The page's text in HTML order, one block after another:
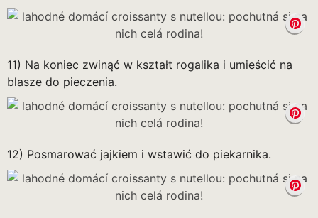
11) Na koniec zwinąć w kształt rogalika i umieścić na
blasze do pieczenia.
12) Posmarować jajkiem i wstawić do piekarnika.